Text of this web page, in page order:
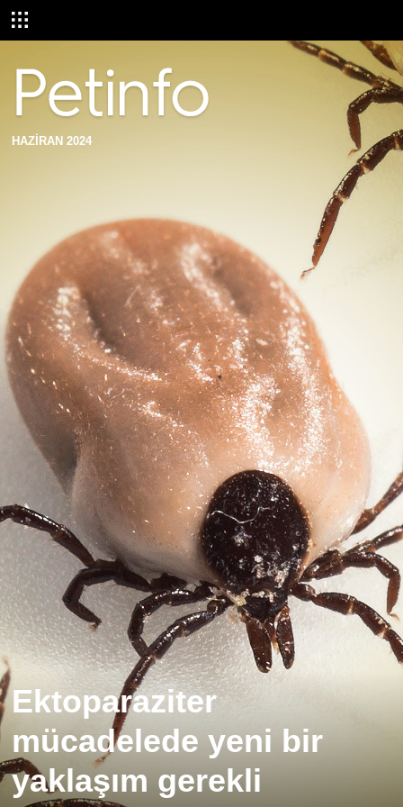
HAZİRAN 2024
Ektoparaziter
mücadelede yeni bir
yaklaşım gerekli